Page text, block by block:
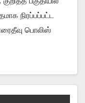
நிரப்பப்பட்ட
பொலிஸ்